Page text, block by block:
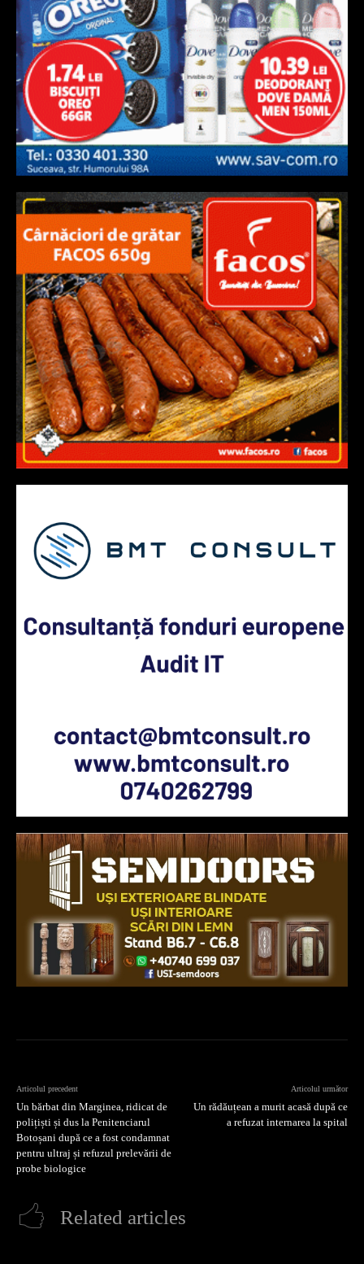
Articolul precedent
Un bărbat din Marginea, ridicat de
polițiști și dus la Penitenciarul
Botoșani după ce a fost condamnat
pentru ultraj și refuzul prelevării de
probe biologice
Articolul următor
Un rădăuțean a murit acasă după ce
a refuzat internarea la spital
Related articles